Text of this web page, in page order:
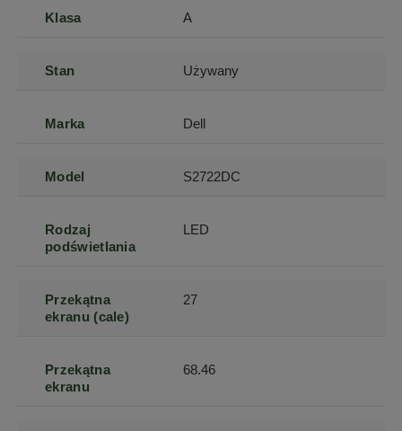
Klasa A
Stan Używany
Marka Dell
Model S2722DC
Rodzaj
podświetlania
LED
Przekątna
ekranu (cale)
27
Przekątna
ekranu
68.46